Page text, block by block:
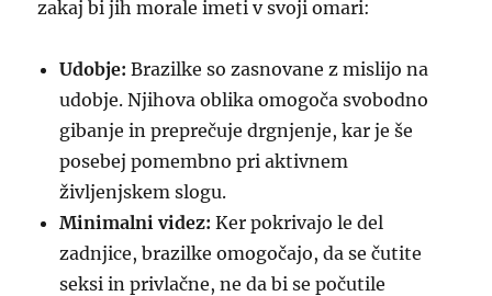
zakaj bi jih morale imeti v svoji omari:
Udobje: Brazilke so zasnovane z mislijo na
udobje. Njihova oblika omogoča svobodno
gibanje in preprečuje drgnjenje, kar je še
posebej pomembno pri aktivnem
življenjskem slogu.
Minimalni videz: Ker pokrivajo le del
zadnjice, brazilke omogočajo, da se čutite
seksi in privlačne, ne da bi se počutile